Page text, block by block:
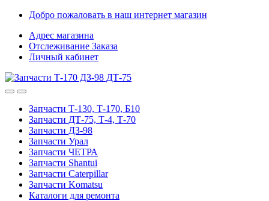
Skip
navigation
Skip
content
Добро пожаловать в наш интернет магазин
Адрес магазина
Отслеживание Заказа
Личный кабинет
Запчасти Т-130, Т-170, Б10
Запчасти ДТ-75, Т-4, Т-70
Запчасти ДЗ-98
Запчасти Урал
Запчасти ЧЕТРА
Запчасти Shantui
Запчасти Caterpillar
Запчасти Komatsu
Каталоги для ремонта